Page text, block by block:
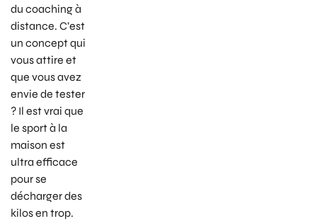
du coaching à
distance. C’est
un concept qui
vous attire et
que vous avez
envie de tester
? Il est vrai que
le sport à la
maison est
ultra efficace
pour se
décharger des
kilos en trop.